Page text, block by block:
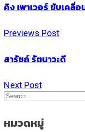
คิง เพาเวอร์ ขับเคลื่
Previews Post
สารัชถ์ รัตนาวะดี
Next Post
หมวดหมู่